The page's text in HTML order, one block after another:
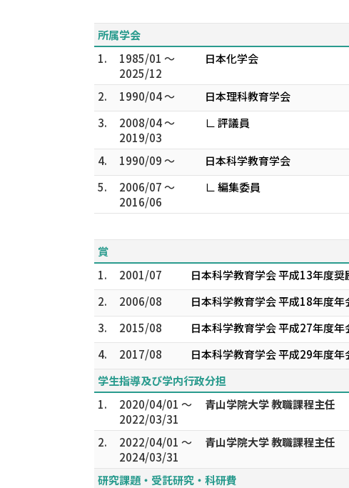
所属学会
1.
1985/01 ～
2025/12
日本化学会
2. 1990/04 ～
日本理科教育学会
3.
2008/04 ～
2019/03
∟ 評議員
4. 1990/09 ～
日本科学教育学会
5.
2006/07 ～
2016/06
∟ 編集委員
賞
1.
2001/07
日本科学教育学会 平成13年度
2.
2006/08
日本科学教育学会 平成18年度
3.
2015/08
日本科学教育学会 平成27年度
4.
2017/08
日本科学教育学会 平成29年度
学生指導及び学内行政分担
1.
2020/04/01 ～
2022/03/31
青山学院大学 教職課程主任
2.
2022/04/01 ～
2024/03/31
青山学院大学 教職課程主任
研究課題・受託研究・科研費